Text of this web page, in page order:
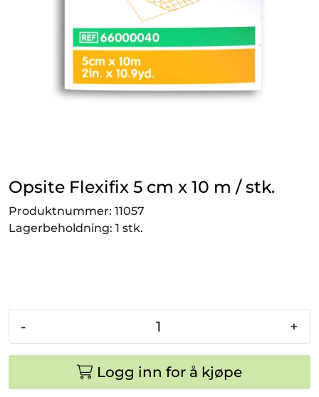
Opsite Flexifix 5 cm x 10 m / stk.
Produktnummer: 11057
Lagerbeholdning: 1 stk.
- +
Logg inn for å kjøpe
Videresalgsprodukter
Tilbudsvarer